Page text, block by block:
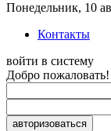
Понедельник, 10
Контакты
войти в систему
Добро